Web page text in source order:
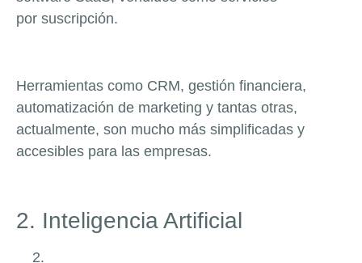
por suscripción.
Herramientas como CRM, gestión financiera,
automatización de marketing y tantas otras,
actualmente, son mucho más simplificadas y
accesibles para las empresas.
2. Inteligencia Artificial